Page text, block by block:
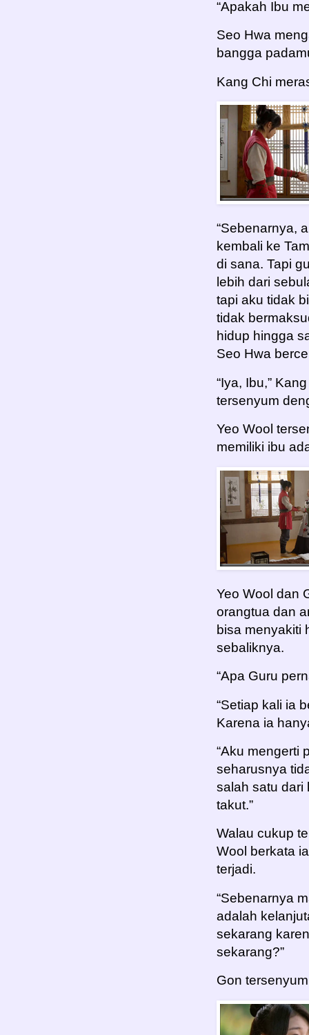
“Apakah Ibu
Seo Hwa
bangga
Kang Chi
“Sebenarnya,
kembali ke
di sana. Tapi
lebih dari
tapi aku tidak
tidak
hidup hingga
Seo Hwa
“Iya, Ibu,”
tersenyum
Yeo Wool
memiliki ibu
Yeo Wool dan
orangtua dan
bisa menyakiti
sebaliknya.
“Apa Guru
“Setiap kali ia
Karena ia
“Aku mengerti
seharusnya
salah satu dari
takut.”
Walau cukup
Wool berkata
terjadi.
“Sebenarnya
adalah
sekarang
sekarang?”
Gon